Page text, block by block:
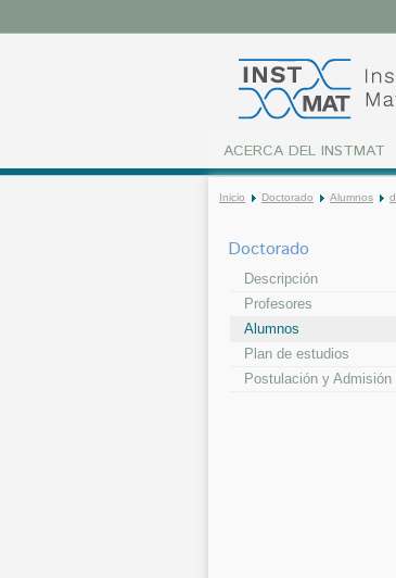
ACERCA DEL INSTMAT
Inicio Doctorado Alumnos
Doctorado
Descripción
Profesores
Alumnos
Plan de estudios
Postulación y Admisión